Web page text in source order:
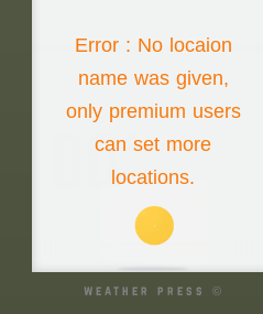
Error : No locaion
name was given,
only premium users
can set more
locations.
Monday the 10th
00°
weather press ©